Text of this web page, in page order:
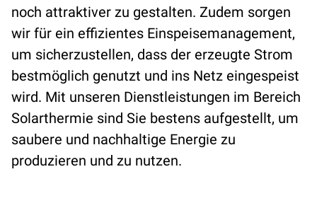
noch attraktiver zu gestalten. Zudem sorgen
wir für ein effizientes Einspeisemanagement,
um sicherzustellen, dass der erzeugte Strom
bestmöglich genutzt und ins Netz eingespeist
wird. Mit unseren Dienstleistungen im Bereich
Solarthermie sind Sie bestens aufgestellt, um
saubere und nachhaltige Energie zu
produzieren und zu nutzen.